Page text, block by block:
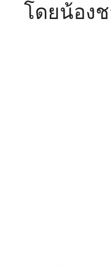
โดยน้อง